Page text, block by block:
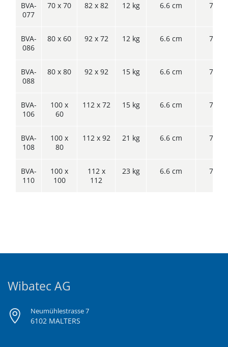
BVA-
077
70 x 70 82 x 82 12 kg 6.6 cm 7.6
BVA-
086
80 x 60 92 x 72 12 kg 6.6 cm 7.6
BVA-
088
80 x 80 92 x 92 15 kg 6.6 cm 7.6
BVA-
106
100 x
60
112 x 72 15 kg 6.6 cm 7.6
BVA-
108
100 x
80
112 x 92 21 kg 6.6 cm 7.6
BVA-
110
100 x
100
112 x
112
23 kg 6.6 cm 7.6
Wibatec AG
Neumühlestrasse 7
6102 MALTERS